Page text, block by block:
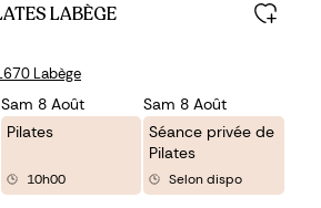
LABÈGE
Labège
Sam 8 Août
Pilates
10h00
Sam 8 Août
Séance privée de
Pilates
Selon dispo